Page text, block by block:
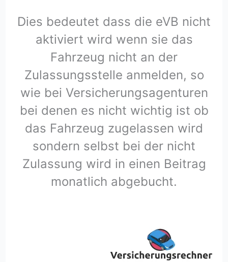
Dies bedeutet dass die eVB nicht
aktiviert wird wenn sie das
Fahrzeug nicht an der
Zulassungsstelle anmelden, so
wie bei Versicherungsagenturen
bei denen es nicht wichtig ist ob
das Fahrzeug zugelassen wird
sondern selbst bei der nicht
Zulassung wird in einen Beitrag
monatlich abgebucht.